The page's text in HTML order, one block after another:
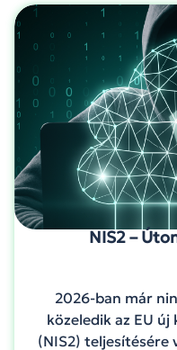
NIS2 –
2026-ban már
közeledik az EU
(NIS2)